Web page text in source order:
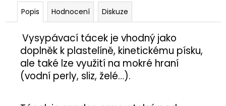
Popis Hodnocení Diskuze
Vysypávací tácek je vhodný jako
doplněk k plastelíně, kinetickému písku,
ale také lze využití na mokré hraní
(vodní perly, sliz, želé…).
j
PÍŠŤALKA